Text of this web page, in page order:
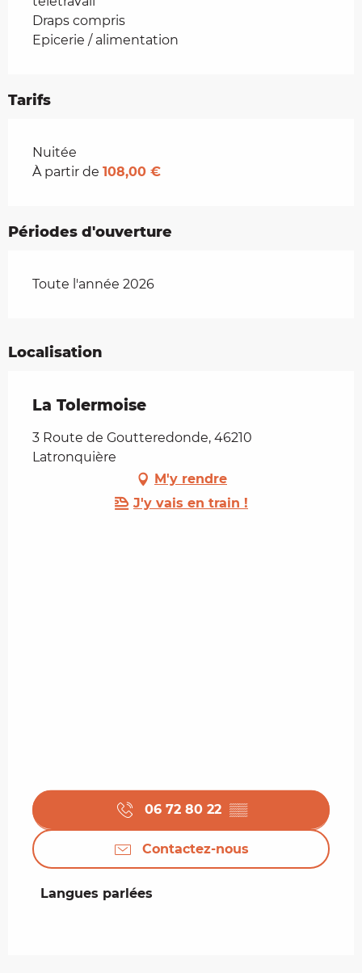
Draps compris
Epicerie / alimentation
Tarifs
Tarifs 2026
Nuitée
À partir de 108,00 €
Périodes d'ouverture
Toute l'année 2026
Localisation
La Tolermoise
3 Route de Goutteredonde, 46210
Latronquière
M'y rendre
J'y vais en train !
06 72 80 22 ▒▒
Contactez-nous
Langues parlées
Langues parlées